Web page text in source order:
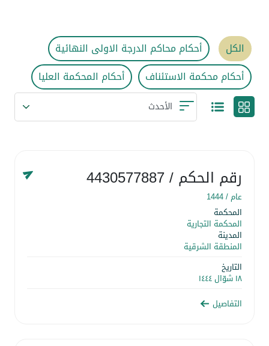
الكل
أحكام محاكم الدرجة الاولى النهائية
أحكام محكمة الاستئناف
أحكام المحكمة العليا
رقم الحكم/ 4430577887
عام /1444
المحكمة
المحكمة التجارية
المدينة
المنطقة الشرقية
التاريخ
١٨ شوّال ١٤٤٤
التفاصيل